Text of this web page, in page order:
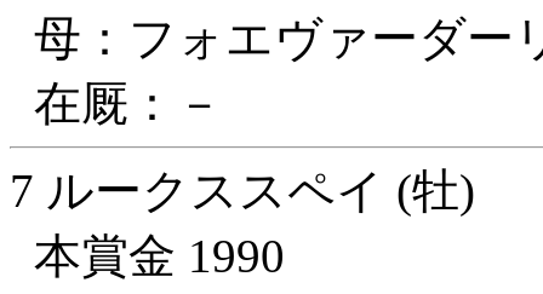
母：フォエヴァーダー
在厩：－
7 ルークススペイ (牡)
本賞金 1990